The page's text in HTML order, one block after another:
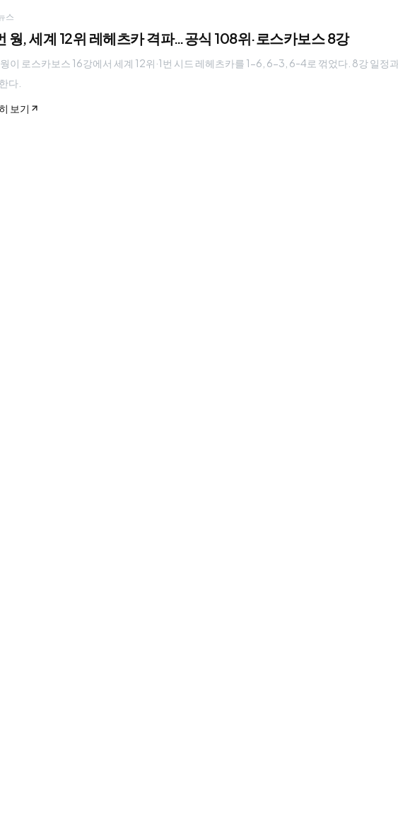
스
웡, 세계 12위 레헤츠카 격파…공식 108위·로스카보스 8강
이 로스카보스 16강에서 세계 12위·1번 시드 레헤츠카를 1-6, 6-3, 6-4로 꺾었다. 8강 일정
다.
보기